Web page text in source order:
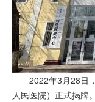
2022年3月28日，
人民医院）正式揭牌